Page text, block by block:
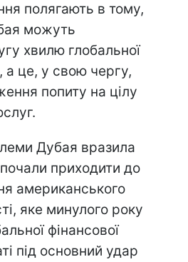
полягають в тому,
можуть
хвилю глобальної
а це, у свою чергу,
попиту на цілу
Дубая вразила
почали приходити до
американського
яке минулого року
фінансової
під основний удар